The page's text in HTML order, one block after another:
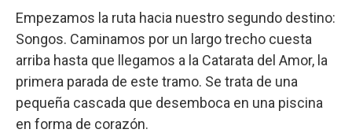
Empezamos la ruta hacia nuestro segundo destino:
Songos. Caminamos por un largo trecho cuesta
arriba hasta que llegamos a la Catarata del Amor, la
primera parada de este tramo. Se trata de una
pequeña cascada que desemboca en una piscina
en forma de corazón.